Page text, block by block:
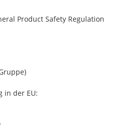
Product Safety Regulation
in der EU: